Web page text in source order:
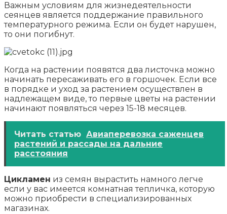
Важным условиям для жизнедеятельности
сеянцев является поддержание правильного
температурного режима. Если он будет нарушен,
то они погибнут.
Когда на растении появятся два листочка можно
начинать пересаживать его в горшочек. Если все
в порядке и уход за растением осуществлен в
надлежащем виде, то первые цветы на растении
начинают появляться через 15-18 месяцев.
Читать статью Авиаперевозка саженцев
растений и рассады на дальние
расстояния
Цикламен из семян вырастить намного легче
если у вас имеется комнатная тепличка, которую
можно приобрести в специализированных
магазинах.